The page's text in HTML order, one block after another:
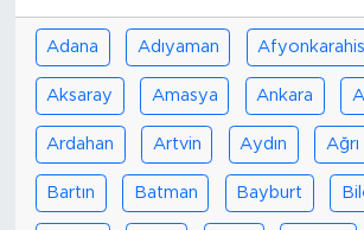
Adana Adıyaman
Aksaray Amasya Ankara
Ardahan Artvin Aydın Ağrı
Bartın Batman Bayburt